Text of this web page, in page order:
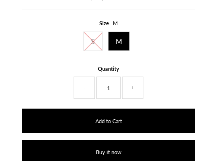
Size: M
S M
Quantity
- +
Buy it now